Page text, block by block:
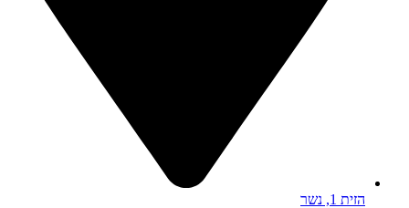
הזית 1, נשר